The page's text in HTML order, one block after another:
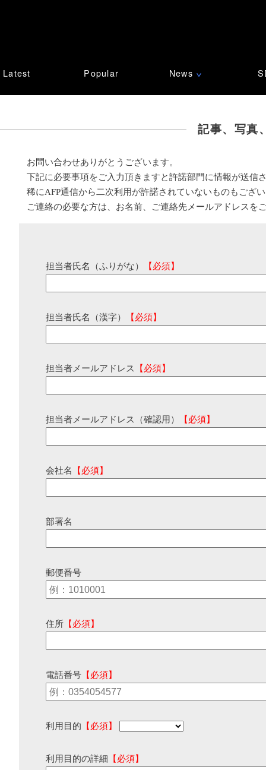
Latest Popular News ∨
記事、写真
お問い合わせありがとうございます。
下記に必要事項をご入力頂きますと許諾部門に情報が送信
稀にAFP通信から二次利用が許諾されていないものもござ
ご連絡の必要な方は、お名前、ご連絡先メールアドレスを
担当者氏名（ふりがな） 【必須】
担当者氏名（漢字） 【必須】
担当者メールアドレス 【必須】
担当者メールアドレス（確認用） 【必須】
会社名 【必須】
部署名
郵便番号
住所 【必須】
電話番号 【必須】
利用目的 【必須】
利用目的の詳細 【必須】